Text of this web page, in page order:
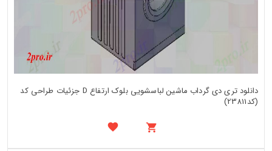
دانلود تری دی گرداب ماشین لباسشویی بلوک ارتفاع D جزئیات طراحی کد
(کد23811)